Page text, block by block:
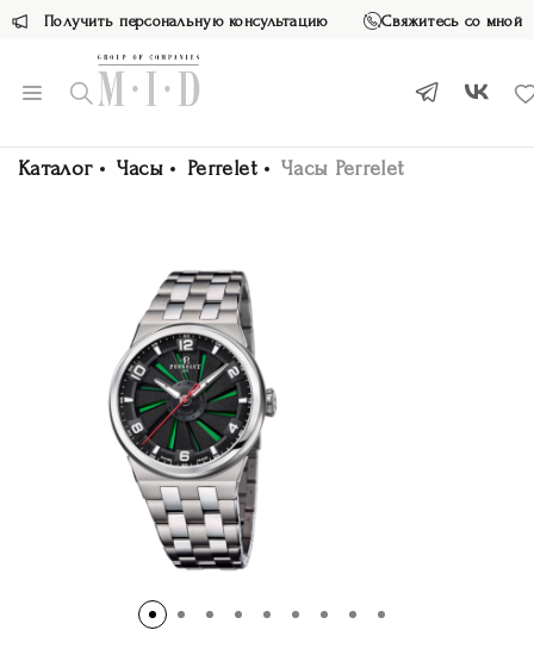
Получить персональную консультацию Свяжитесь со мной
Каталог Часы Perrelet Часы Perrelet